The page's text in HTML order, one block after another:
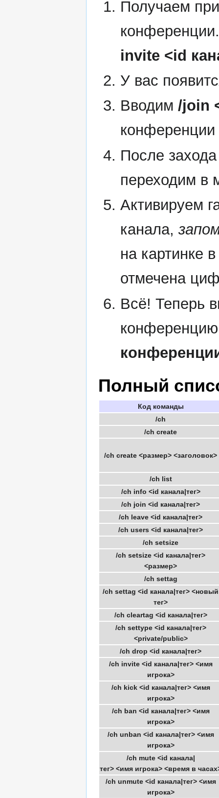
Получаем
invite <id
У вас
Вводим /join
конференции
После
переходим в
Активируем
канала,
на картинке
отмечена
Всё! Теперь
Полный
Код команды
/ch
/ch create
/ch create <размер> <заголовок>
/ch list
/ch info <id канала|тег>
/ch join <id канала|тег>
/ch leave <id канала|тег>
/ch users <id канала|тег>
/ch setsize
/ch setsize <id канала|тег>
<размер>
/ch settag
/ch settag <id канала|тег> <новый
тег>
/ch cleartag <id канала|тег>
/ch settype <id канала|тег>
<private/public>
/ch drop <id канала|тег>
/ch invite <id канала|тег> <имя
игрока>
/ch kick <id канала|тег> <имя
игрока>
/ch ban <id канала|тег> <имя
игрока>
/ch unban <id канала|тег> <имя
игрока>
/ch mute <id канала|
тег> <имя игрока> <время в
/ch unmute <id канала|тег> <имя
игрока>